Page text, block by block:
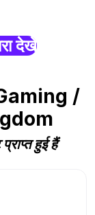
देखें
Gaming /
हुई हैं